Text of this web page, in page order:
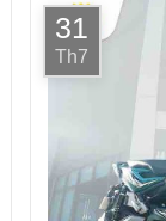
31
Th7